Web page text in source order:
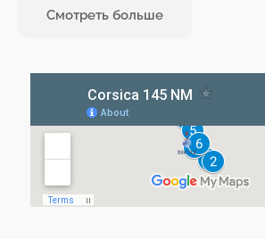
Смотреть больше